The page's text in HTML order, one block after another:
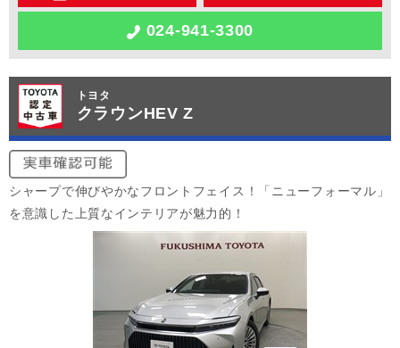
024-941-3300
トヨタ
クラウンHEV Z
シャープで伸びやかなフロントフェイス！「ニューフォーマル」
を意識した上質なインテリアが魅力的！